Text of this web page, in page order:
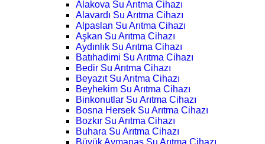
Alakova Su Arıtma Cihazı
Alavardı Su Arıtma Cihazı
Alpaslan Su Arıtma Cihazı
Aşkan Su Arıtma Cihazı
Aydınlık Su Arıtma Cihazı
Batıhadimi Su Arıtma Cihazı
Bedir Su Arıtma Cihazı
Beyazıt Su Arıtma Cihazı
Beyhekim Su Arıtma Cihazı
Binkonutlar Su Arıtma Cihazı
Bosna Hersek Su Arıtma Cihazı
Bozkır Su Arıtma Cihazı
Buhara Su Arıtma Cihazı